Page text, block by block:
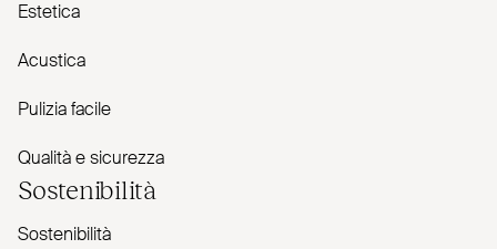
Estetica
Acustica
Pulizia facile
Qualità e sicurezza
Sostenibilità
Sostenibilità